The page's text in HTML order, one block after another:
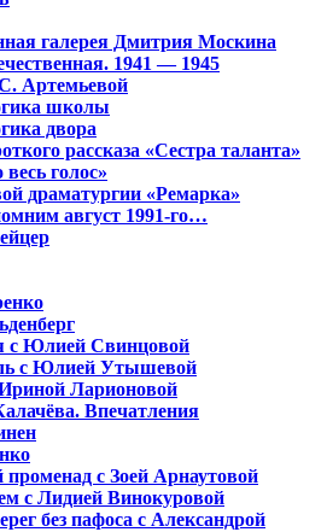
галерея Дмитрия Москина
1941 — 1945
Артемьевой
школы
двора
рассказа «Сестра таланта»
голос»
драматургии «Ремарка»
август 1991-го…
с Юлией Свинцовой
с Юлией Утышевой
Ларионовой
Впечатления
с Зоей Арнаутовой
с Лидией Винокуровой
без пафоса с Александрой